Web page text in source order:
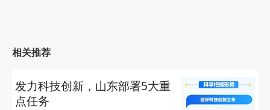
相关推荐
发力科技创新，山东部署5大重
点任务